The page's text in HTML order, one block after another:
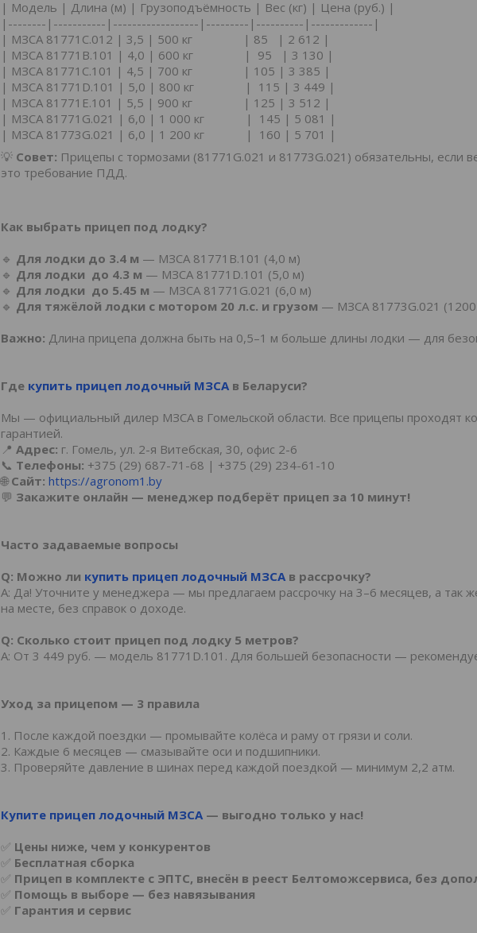
| Модель | Длина (м) | Грузоподъёмность | Вес (кг) | Цена (руб.) |
|--------|-----------|------------------|---------|----------|-------------|
| МЗСА 81771С.012 | 3,5 | 500 кг | 85 | 2 612 |
| МЗСА 81771B.101 | 4,0 | 600 кг | 95 | 3 130 |
| МЗСА 81771C.101 | 4,5 | 700 кг | 105 | 3 385 |
| МЗСА 81771D.101 | 5,0 | 800 кг | 115 | 3 449 |
| МЗСА 81771Е.101 | 5,5 | 900 кг | 125 | 3 512 |
| МЗСА 81771G.021 | 6,0 | 1 000 кг | 145 | 5 081 |
| МЗСА 81773G.021 | 6,0 | 1 200 кг | 160 | 5 701 |
💡 Совет: Прицепы с тормозами (81771G.021 и 81773G.021) обязательны, если
это требование ПДД.
Как выбрать прицеп под лодку?
🔹 Для лодки до 3.4 м — МЗСА 81771B.101 (4,0 м)
🔹 Для лодки до 4.3 м — МЗСА 81771D.101 (5,0 м)
🔹 Для лодки до 5.45 м — МЗСА 81771G.021 (6,0 м)
🔹 Для тяжёлой лодки с мотором 20 л.с. и грузом — МЗСА 81773G.021 (1200
Важно: Длина прицепа должна быть на 0,5–1 м больше длины лодки — для
Где купить прицеп лодочный МЗСА в Беларуси?
Мы — официальный дилер МЗСА в Гомельской области. Все прицепы проходят
гарантией.
📍 Адрес: г. Гомель, ул. 2-я Витебская, 30, офис 2-6
📞 Телефоны: +375 (29) 687-71-68 | +375 (29) 234-61-10
🌐Сайт: https://agronom1.by
💬 Закажите онлайн — менеджер подберёт прицеп за 10 минут!
Часто задаваемые вопросы
Q: Можно ли купить прицеп лодочный МЗСА в рассрочку?
A: Да! Уточните у менеджера — мы предлагаем рассрочку на 3–6 месяцев, а так
на месте, без справок о доходе.
Q: Сколько стоит прицеп под лодку 5 метров?
A: От 3 449 руб. — модель 81771D.101. Для большей безопасности —
Уход за прицепом — 3 правила
1. После каждой поездки — промывайте колёса и раму от грязи и соли.
2. Каждые 6 месяцев — смазывайте оси и подшипники.
3. Проверяйте давление в шинах перед каждой поездкой — минимум 2,2 атм.
Купите прицеп лодочный МЗСА — выгодно только у нас!
✅ Цены ниже, чем у конкурентов
✅ Бесплатная сборка
✅ Прицеп в комплекте с ЭПТС, внесён в реест Белтоможсервиса, без
✅ Помощь в выборе — без навязывания
✅ Гарантия и сервис